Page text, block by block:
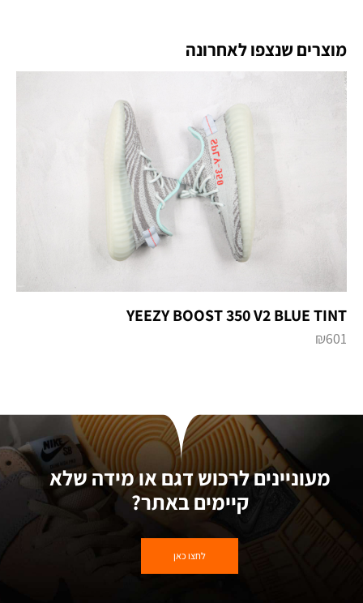
מוצרים שנצפו לאחרונה
YEEZY BOOST 350 V2 BLUE TINT
₪601
מעוניינים לרכוש דגם או מידה שלא
קיימים באתר?
לחצו כאן